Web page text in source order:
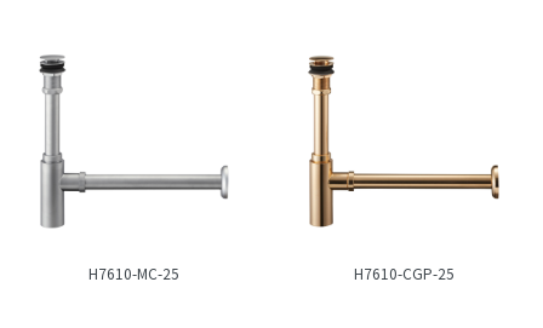
H7610-MC-25 H7610-CGP-25